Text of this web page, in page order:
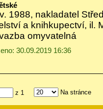
1988, nakladatel
a knihkupectví, il.
omyvatelná
30.09.2019 16:36
z 1 Na stránce